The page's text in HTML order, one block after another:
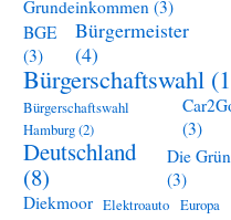
Grundeinkommen (3)
BGE
(3)
Bürgermeister
(4)
Bürgerschaftswahl
Bürgerschaftswahl
Hamburg(2)
(3)
Deutschland
(8)
Die
(3)
Diekmoor Elektroauto Europa